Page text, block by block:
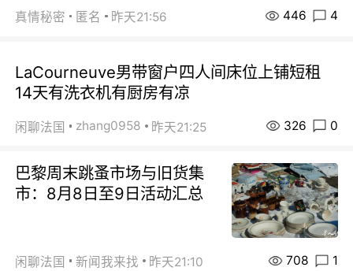
真情秘密 匿名 昨天21:56 446 4
LaCourneuve男带窗户四人间床位上铺短租
14天有洗衣机有厨房有凉
闲聊法国 zhang0958 昨天21:25 326 0
巴黎周末跳蚤市场与旧货集
市：8月8日至9日活动汇总
闲聊法国 新闻我来找 昨天21:10 708 1